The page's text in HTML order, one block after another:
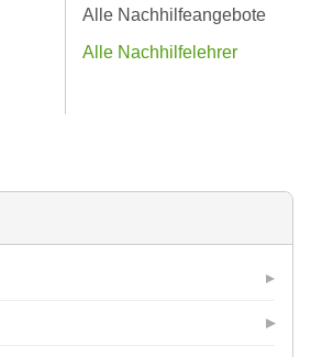
Alle Nachhilfeangebote
Alle Nachhilfelehrer